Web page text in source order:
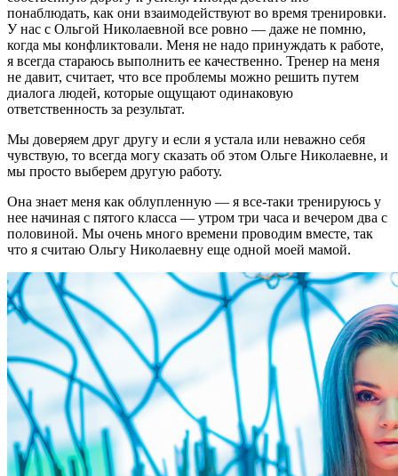
понаблюдать, как они взаимодействуют во время тренировки.
У нас с Ольгой Николаевной все ровно — даже не помню,
когда мы конфликтовали. Меня не надо принуждать к работе,
я всегда стараюсь выполнить ее качественно. Тренер на меня
не давит, считает, что все проблемы можно решить путем
диалога людей, которые ощущают одинаковую
ответственность за результат.
Мы доверяем друг другу и если я устала или неважно себя
чувствую, то всегда могу сказать об этом Ольге Николаевне, и
мы просто выберем другую работу.
Она знает меня как облупленную — я все-таки тренируюсь у
нее начиная с пятого класса — утром три часа и вечером два с
половиной. Мы очень много времени проводим вместе, так
что я считаю Ольгу Николаевну еще одной моей мамой.